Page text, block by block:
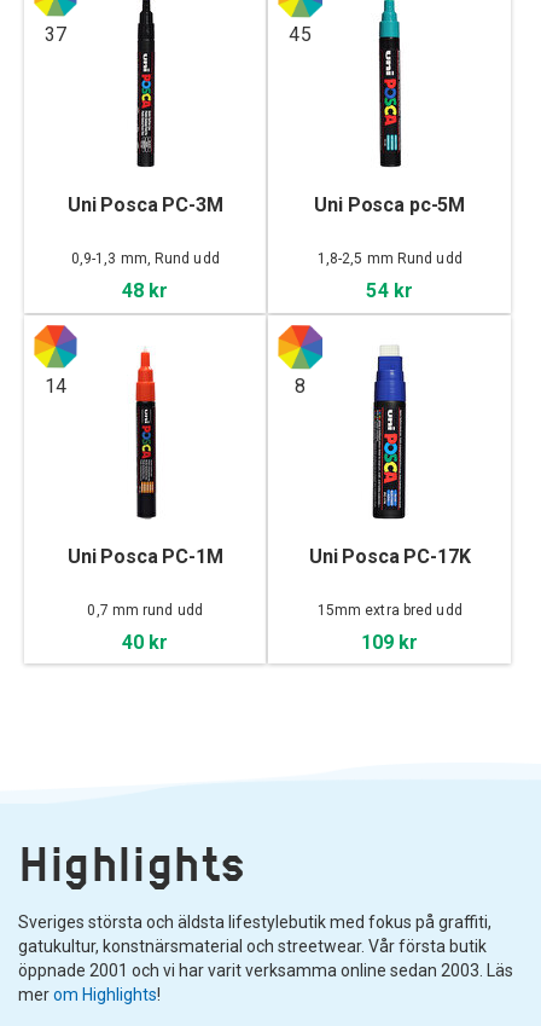
37
Uni Posca PC-3M
0,9-1,3 mm, Rund udd
48 kr
45
Uni Posca pc-5M
1,8-2,5 mm Rund udd
54 kr
14
Uni Posca PC-1M
0,7 mm rund udd
40 kr
8
Uni Posca PC-17K
15mm extra bred udd
109 kr
Highlights
Sveriges största och äldsta lifestylebutik med fokus på graffiti,
gatukultur, konstnärsmaterial och streetwear. Vår första butik
öppnade 2001 och vi har varit verksamma online sedan 2003. Läs
merom Highlights!